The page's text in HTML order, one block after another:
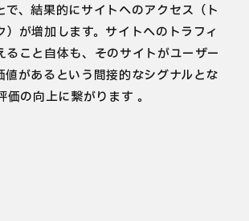
で、結果的にサイトへのアクセス（ト
）が増加します。サイトへのトラフィ
ること自体も、そのサイトがユーザー
値があるという間接的なシグナルとな
価の向上に繋がります 。